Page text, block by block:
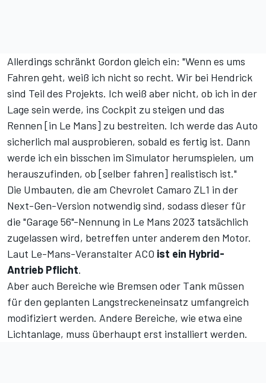
Allerdings schränkt Gordon gleich ein: "Wenn es ums
Fahren geht, weiß ich nicht so recht. Wir bei Hendrick
sind Teil des Projekts. Ich weiß aber nicht, ob ich in der
Lage sein werde, ins Cockpit zu steigen und das
Rennen [in Le Mans] zu bestreiten. Ich werde das Auto
sicherlich mal ausprobieren, sobald es fertig ist. Dann
werde ich ein bisschen im Simulator herumspielen, um
herauszufinden, ob [selber fahren] realistisch ist."
Die Umbauten, die am Chevrolet Camaro ZL1 in der
Next-Gen-Version notwendig sind, sodass dieser für
die "Garage 56"-Nennung in Le Mans 2023 tatsächlich
zugelassen wird, betreffen unter anderem den Motor.
Laut Le-Mans-Veranstalter ACO ist ein Hybrid-
Antrieb Pflicht.
Aber auch Bereiche wie Bremsen oder Tank müssen
für den geplanten Langstreckeneinsatz umfangreich
modifiziert werden. Andere Bereiche, wie etwa eine
Lichtanlage, muss überhaupt erst installiert werden.